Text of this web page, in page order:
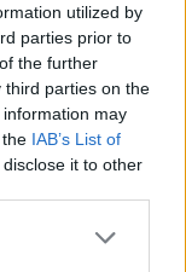
utilized by
parties prior to
the further
third parties on the
information may
IAB’s List of
it to other